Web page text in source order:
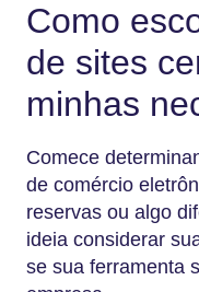
Como
de sites
minhas
Comece
de comércio
reservas ou algo
ideia considerar
se sua ferramenta